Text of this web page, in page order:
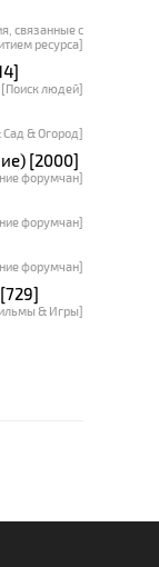
связанные с
ресурса]
[Поиск людей]
& Огород]
[2000]
форумчан]
форумчан]
форумчан]
& Игры]